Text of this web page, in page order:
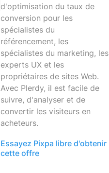
d'optimisation du taux de
conversion pour les
spécialistes du
référencement, les
spécialistes du marketing, les
experts UX et les
propriétaires de sites Web.
Avec Plerdy, il est facile de
suivre, d'analyser et de
convertir les visiteurs en
acheteurs.
Essayez Pixpa libre d'obtenir
cette offre